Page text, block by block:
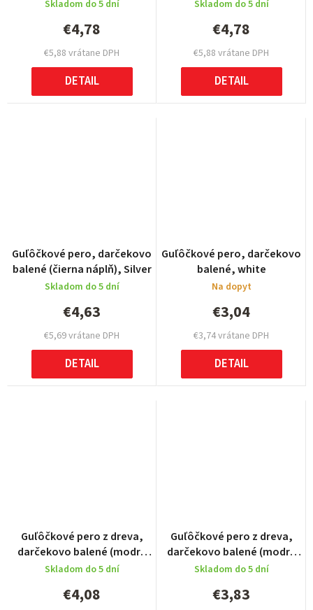
Skladom do 5 dní
€5,88 vrátane DPH
€4,78
DETAIL
Skladom do 5 dní
€5,88 vrátane DPH
€4,78
DETAIL
Guľôčkové pero, darčekovo
balené (čierna náplň), Silver
Skladom do 5 dní
€5,69 vrátane DPH
€4,63
DETAIL
Guľôčkové pero, darčekovo
balené, white
Na dopyt
€3,74 vrátane DPH
€3,04
DETAIL
Guľôčkové pero z dreva,
darčekovo balené (modrá
náplň), Brown
Skladom do 5 dní
€4,08
Guľôčkové pero z dreva,
darčekovo balené (modrá
náplň), Brown
Skladom do 5 dní
€3,83